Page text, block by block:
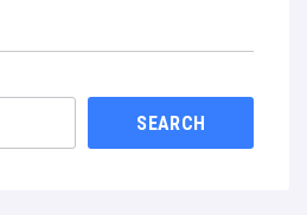
SEARCH